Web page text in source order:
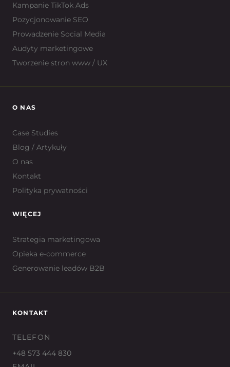
Kampanie TikTok Ads
Pozycjonowanie SEO
Prowadzenie Social Media
Audyty marketingowe
Tworzenie stron www / UX
O NAS
Case Studies
Blog / Artykuły
O nas
Kontakt
Polityka prywatności
WIĘCEJ
Strategia marketingowa
Opieka e-commerce
Generowanie leadów B2B
KONTAKT
TELEFON
+48 573 444 830